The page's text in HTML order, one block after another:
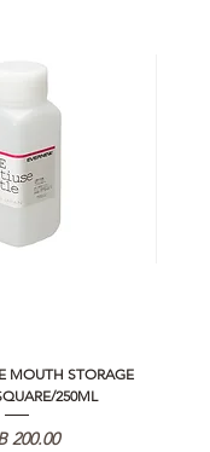
MOUTH STORAGE
250ML
200.00